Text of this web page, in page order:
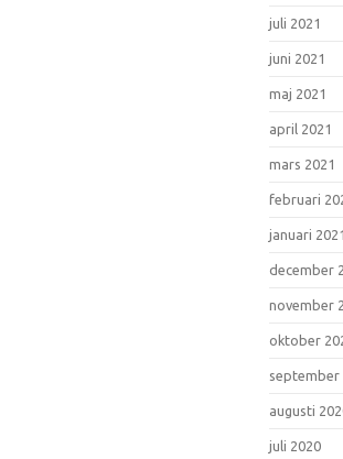
juli 2021
juni 2021
maj 2021
april 2021
mars 2021
februari
januari 2021
december
november
oktober
september
augusti
juli 2020